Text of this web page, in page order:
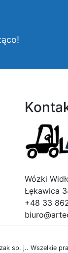
Wózki
Łękawica
+48 33
sp. j.. Wszelkie